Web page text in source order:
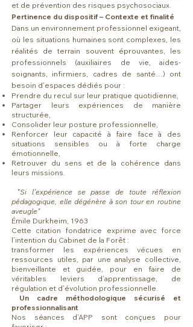
et de prévention des risques psychosociaux.
Pertinence du dispositif – Contexte et finalité
Dans un environnement professionnel exigeant,
où les situations humaines sont complexes, les
réalités de terrain souvent éprouvantes, les
professionnels (auxiliaires de vie, aides-
soignants, infirmiers, cadres de santé…) ont
besoin d’espaces dédiés pour :
Prendre du recul sur leur pratique quotidienne,
Partager leurs expériences de manière
structurée,
Consolider leur posture professionnelle,
Renforcer leur capacité à faire face à des
situations sensibles ou à forte charge
émotionnelle,
Retrouver du sens et de la cohérence dans
leurs missions.
"Si l’expérience se passe de toute réflexion
pédagogique, elle dégénère à son tour en routine
aveugle"
Émile Durkheim, 1963
Cette citation fondatrice exprime avec force
l’intention du Cabinet de la Forêt :
transformer les expériences vécues en
ressources utiles, par une analyse collective,
bienveillante et guidée, pour en faire de
véritables leviers d’apprentissage, de
régulation et d’évolution professionnelle.
Un cadre méthodologique sécurisé et
professionnalisant
Nos séances d’APP sont conçues pour